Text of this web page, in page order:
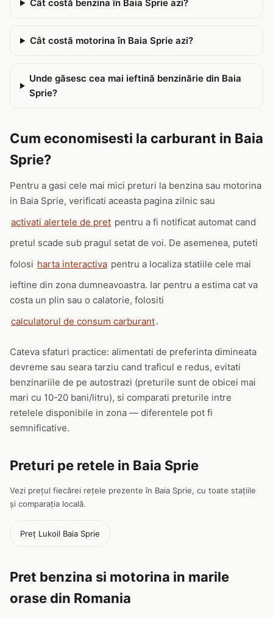
Cât costă benzina în Baia Sprie azi?
Cât costă motorina în Baia Sprie azi?
Unde găsesc cea mai ieftină benzinărie din Baia
Sprie?
Cum economisesti la carburant in Baia
Sprie?
Pentru a gasi cele mai mici preturi la benzina sau motorina
in Baia Sprie, verificati aceasta pagina zilnic sau
activati alertele de pret pentru a fi notificat automat cand
pretul scade sub pragul setat de voi. De asemenea, puteti
folosi harta interactiva pentru a localiza statiile cele mai
ieftine din zona dumneavoastra. Iar pentru a estima cat va
costa un plin sau o calatorie, folositi
calculatorul de consum carburant.
Cateva sfaturi practice: alimentati de preferinta dimineata
devreme sau seara tarziu cand traficul e redus, evitati
benzinariile de pe autostrazi (preturile sunt de obicei mai
mari cu 10-20 bani/litru), si comparati preturile intre
retelele disponibile in zona — diferentele pot fi
semnificative.
Preturi pe retele in Baia Sprie
Vezi prețul fiecărei rețele prezente în Baia Sprie, cu toate stațiile
și comparația locală.
Preț Lukoil Baia Sprie
Pret benzina si motorina in marile
orase din Romania